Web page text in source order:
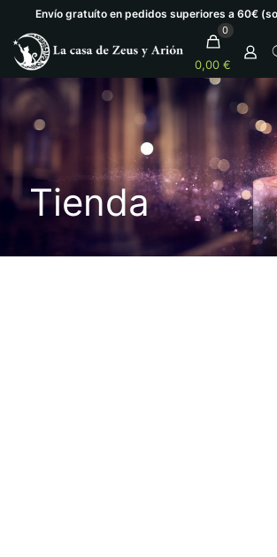
Envío gratuíto en pedidos superiores a 60€
0
0,00 €
Tienda